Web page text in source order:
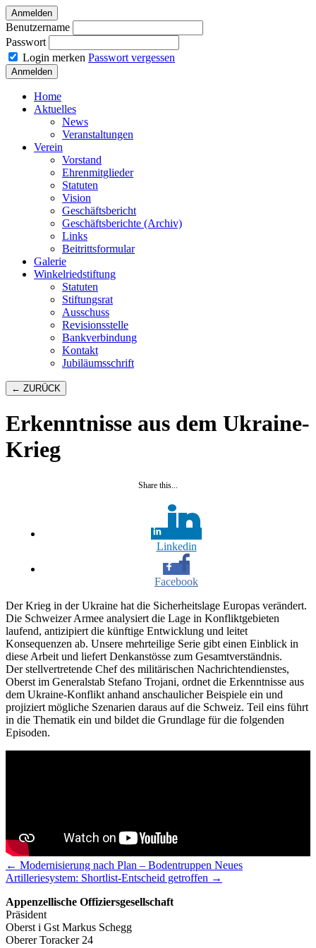
Anmelden
Benutzername
Passwort
Login merken Passwort vergessen
Home
Aktuelles
News
Veranstaltungen
Verein
Vorstand
Ehrenmitglieder
Statuten
Vision
Geschäftsbericht
Geschäftsberichte (Archiv)
Links
Beitrittsformular
Galerie
Winkelriedstiftung
Statuten
Stiftungsrat
Ausschuss
Revisionsstelle
Bankverbindung
Kontakt
Jubiläumsschrift
← ZURÜCK
Erkenntnisse aus dem Ukraine-
Krieg
Share this...
Linkedin
Facebook
Der Krieg in der Ukraine hat die Sicherheitslage Europas verändert.
Die Schweizer Armee analysiert die Lage in Konfliktgebieten
laufend, antizipiert die künftige Entwicklung und leitet
Konsequenzen ab. Unsere mehrteilige Serie gibt einen Einblick in
diese Arbeit und liefert Denkanstösse zum Gesamtverständnis.
Der stellvertretende Chef des militärischen Nachrichtendienstes,
Oberst im Generalstab Stefano Trojani, ordnet die Erkenntnisse aus
dem Ukraine-Konflikt anhand anschaulicher Beispiele ein und
projiziert mögliche Szenarien daraus auf die Schweiz. Teil eins führt
in die Thematik ein und bildet die Grundlage für die folgenden
Episoden.
← Modernisierung nach Plan – Bodentruppen Neues
Artilleriesystem: Shortlist-Entscheid getroffen →
Appenzellische Offiziersgesellschaft
Präsident
Oberst i Gst Markus Schegg
Oberer Toracker 24